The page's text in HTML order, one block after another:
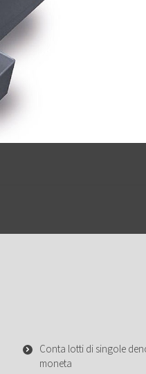
Conta lotti di singole
moneta